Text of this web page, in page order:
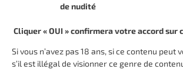
de nudité
Cliquer « OUI » confirmera votre accord sur
Si vous n’avez pas 18 ans, si ce contenu peut
s’il est illégal de visionner ce genre de